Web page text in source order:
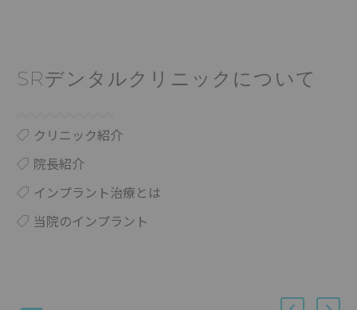
SRデンタルクリニックについて
クリニック紹介
院長紹介
インプラント治療とは
当院のインプラント